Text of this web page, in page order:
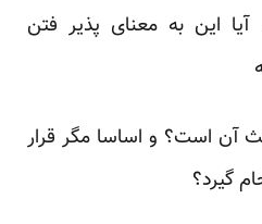
آیا این به معنای پذیر فتن
آن است؟ و اساسا مگر قرار
گیرد؟